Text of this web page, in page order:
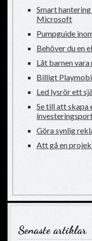
Smart
Microsoft
Pumpguide
Behöver du en
Låt barnen vara
Billigt
Led lysrör ett
Se till att skapa
Göra synlig
Att gå en
Senaste artiklar